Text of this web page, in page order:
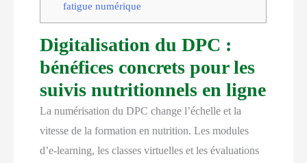
fatigue numérique
Digitalisation du DPC :
bénéfices concrets pour les
suivis nutritionnels en ligne
La numérisation du DPC change l’échelle et la
vitesse de la formation en nutrition. Les modules
d’e-learning, les classes virtuelles et les évaluations